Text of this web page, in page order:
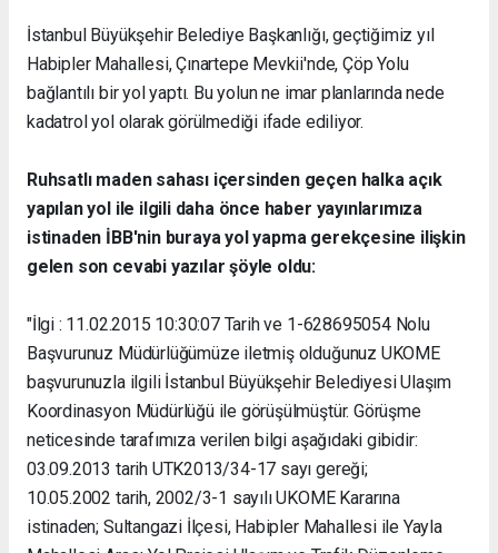
İstanbul Büyükşehir Belediye Başkanlığı, geçtiğimiz yıl
Habipler Mahallesi, Çınartepe Mevkii'nde, Çöp Yolu
bağlantılı bir yol yaptı. Bu yolun ne imar planlarında nede
kadatrol yol olarak görülmediği ifade ediliyor.
Ruhsatlı maden sahası içersinden geçen halka açık
yapılan yol ile ilgili daha önce haber yayınlarımıza
istinaden İBB'nin buraya yol yapma gerekçesine ilişkin
gelen son cevabi yazılar şöyle oldu:
"İlgi : 11.02.2015 10:30:07 Tarih ve 1-628695054 Nolu
Başvurunuz Müdürlüğümüze iletmiş olduğunuz UKOME
başvurunuzla ilgili İstanbul Büyükşehir Belediyesi Ulaşım
Koordinasyon Müdürlüğü ile görüşülmüştür. Görüşme
neticesinde tarafımıza verilen bilgi aşağıdaki gibidir:
03.09.2013 tarih UTK2013/34-17 sayı gereği;
10.05.2002 tarih, 2002/3-1 sayılı UKOME Kararına
istinaden; Sultangazi İlçesi, Habipler Mahallesi ile Yayla